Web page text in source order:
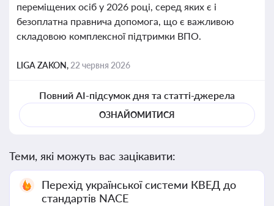
переміщених осіб у 2026 році, серед яких є і
безоплатна правнича допомога, що є важливою
складовою комплексної підтримки ВПО.
LIGA ZAKON, 22 червня 2026
Повний AI-підсумок дня та статті-джерела
ОЗНАЙОМИТИСЯ
Теми, які можуть вас зацікавити:
Перехід української системи КВЕД до
стандартів NACE